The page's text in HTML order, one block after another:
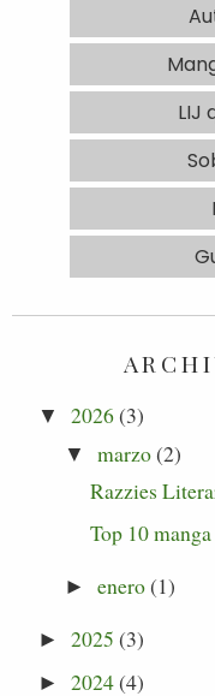
LIJ
▼ 2026(3)
▼ marzo(2)
Razzies
Top 10
► enero(1)
►2025 (3)
►2024(4)